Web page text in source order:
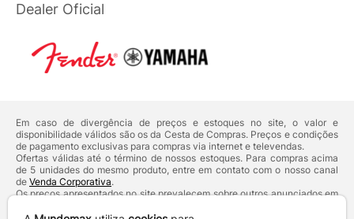
Dealer Oficial
Em caso de divergência de preços e estoques no site, o valor e
disponibilidade válidos são os da Cesta de Compras. Preços e condições
de pagamento exclusivas para compras via internet e televendas.
Ofertas válidas até o término de nossos estoques. Para compras acima
de 5 unidades do mesmo produto, entre em contato com o nosso canal
de Venda Corporativa.
Os preços apresentados no site prevalecem sobre outros anunciados em